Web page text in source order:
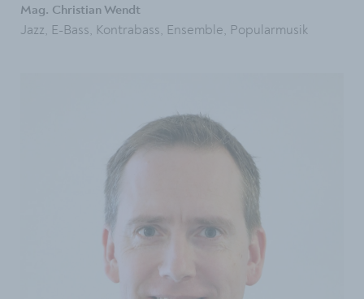
Mag. Christian Wendt
Jazz, E-Bass, Kontrabass, Ensemble, Popularmusik